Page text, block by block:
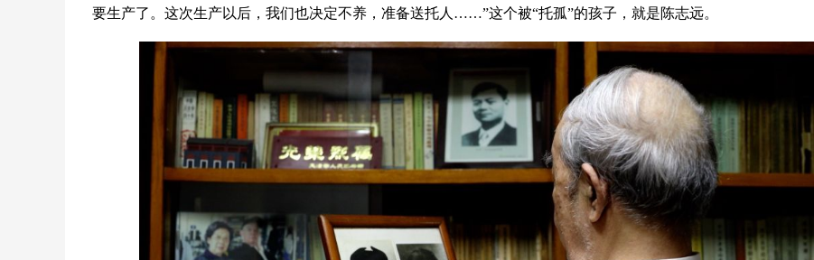
要生产了。这次生产以后，我们也决定不养，准备送托人……”这个被“托孤”的孩子，就是陈志远。